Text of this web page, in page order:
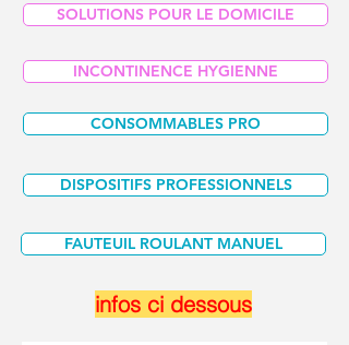
DISPOSITIFS PROFESSIONNELS
INCONTINENCE HYGIENNE
SOLUTIONS POUR LE DOMICILE
CONSOMMABLES PRO
FAUTEUIL ROULANT MANUEL
infos ci dessous